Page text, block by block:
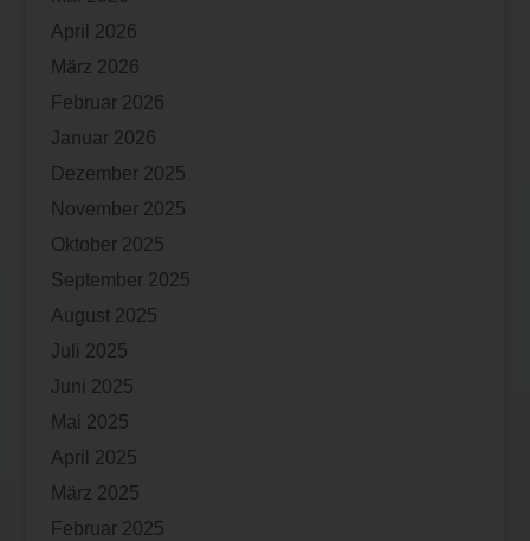
April 2026
März 2026
Februar 2026
Januar 2026
Dezember 2025
November 2025
Oktober 2025
September 2025
August 2025
Juli 2025
Juni 2025
Mai 2025
April 2025
März 2025
Februar 2025